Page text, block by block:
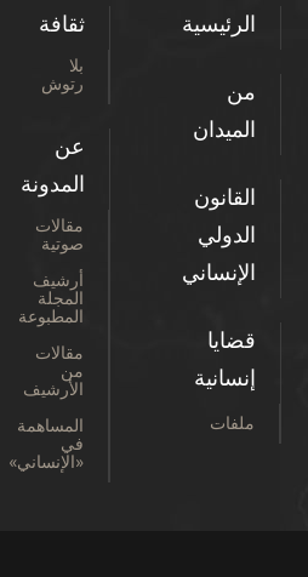
الرئيسية
من
الميدان
القانون
الدولي
الإنساني
قضايا
إنسانية
ملفات
ثقافة
بلا
رتوش
عن
المدونة
مقالات
صوتية
أرشيف
المجلة
المطبوعة
مقالات
من
الأرشيف
المساهمة
في
«الإنساني»